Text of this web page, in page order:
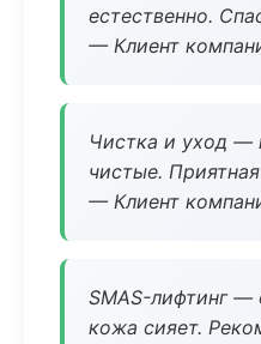
естественно.
— Клиент
Чистка и уход
чистые.
— Клиент
SMAS-лифтинг —
кожа сияет.